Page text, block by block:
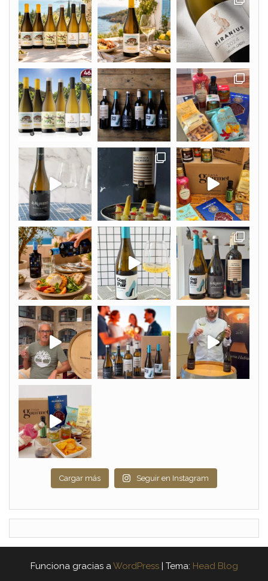
Cargar más Seguir en Instagram
Funciona gracias aWordPress | Tema: Head Blog